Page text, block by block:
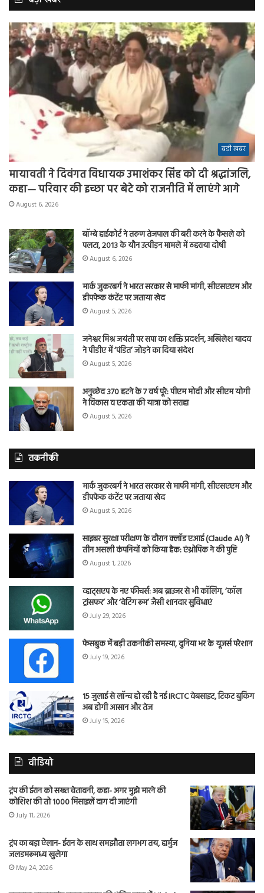
बड़ी खबर
मायावती ने दिवंगत विधायक उमाशंकर सिंह को दी श्रद्धांजलि,
कहा— परिवार की इच्छा पर बेटे को राजनीति में लाएंगे आगे
August 6, 2026
बॉम्बे हाईकोर्ट ने तरुण तेजपाल की बरी करने के फैसले को
पलटा, 2013 के यौन उत्पीड़न मामले में ठहराया दोषी
August 6, 2026
मार्क जुकरबर्ग ने भारत सरकार से माफी मांगी, सीएसएएम और
डीपफेक कंटेंट पर जताया खेद
August 5, 2026
जनेश्वर मिश्र जयंती पर सपा का शक्ति प्रदर्शन, अखिलेश यादव
ने पीडीए में ‘पंडित’ जोड़ने का दिया संदेश
August 5, 2026
अनुच्छेद 370 हटने के 7 वर्ष पूरे: पीएम मोदी और सीएम योगी
ने विकास व एकता की यात्रा को सराहा
August 5, 2026
तकनीकी
मार्क जुकरबर्ग ने भारत सरकार से माफी मांगी, सीएसएएम और
डीपफेक कंटेंट पर जताया खेद
August 5, 2026
साइबर सुरक्षा परीक्षण के दौरान क्लॉड एआई (Claude AI) ने
तीन असली कंपनियों को किया हैक: एंथ्रोपिक ने की पुष्टि
August 1, 2026
व्हाट्सएप के नए फीचर्स: अब ब्राउजर से भी कॉलिंग, ‘कॉल
ट्रांसफर’ और ‘वेटिंग रूम’ जैसी शानदार सुविधाएं
July 29, 2026
फेसबुक में बड़ी तकनीकी समस्या, दुनिया भर के यूजर्स परेशान
July 19, 2026
15 जुलाई से लॉन्च हो रही है नई IRCTC वेबसाइट, टिकट बुकिंग
अब होगी आसान और तेज
July 15, 2026
वीडियो
ट्रंप की ईरान को सख्त चेतावनी, कहा- अगर मुझे मारने की
कोशिश की तो 1000 मिसाइलें दाग दी जाएंगी
July 11, 2026
ट्रंप का बड़ा ऐलान- ईरान के साथ समझौता लगभग तय, हार्मुज
जलडमरूमध्य खुलेगा
May 24, 2026